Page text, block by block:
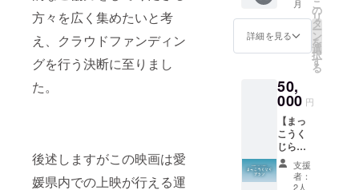
方々を広く集めたいと考
え、クラウドファンディン
グを行う決断に至りまし
た。
後述しますがこの映画は愛
媛県内での上映が行える運
クリア
ファイ
ルにつ
るなか
じま廃
校水族
館のロ
ゴ入り
A4クリ
アファ
イルで
・掲載
方法：
文字の
掲載は
不可 ・
文字サ
イズ：
中 ・支
援時、
必ず備
考欄に
リア
ファイ
ル）&
メイキ
ング写
本 ▷エ
ンド
ロール
（中）
につい
て ・映
画内の
エンド
ロール
月
詳細を見る
こ
の
リ
タ
ー
ン
を
選
択
す
る
50,
000 円
【まっ
こうく
じらプ
ラン】※
本編映
像URL
支援
者：
2人